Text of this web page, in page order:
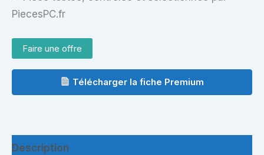
PiecesPC.fr
Faire une offre
Télécharger la fiche Premium
Description